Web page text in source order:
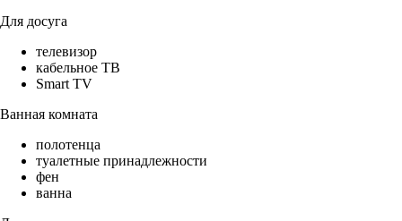
Для досуга
телевизор
кабельное ТВ
Smart TV
Ванная комната
полотенца
туалетные принадлежности
фен
ванна